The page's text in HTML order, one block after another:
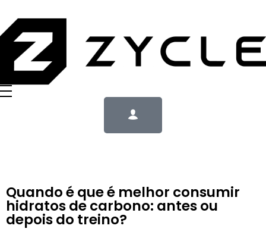
Quando é que é melhor consumir
hidratos de carbono: antes ou
depois do treino?